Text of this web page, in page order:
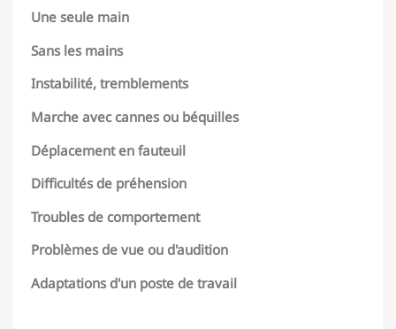
Une seule main
Sans les mains
Instabilité, tremblements
Marche avec cannes ou béquilles
Déplacement en fauteuil
Difficultés de préhension
Troubles de comportement
Problèmes de vue ou d'audition
Adaptations d'un poste de travail